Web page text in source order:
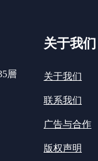
層
关于我们
关于我们
联系我们
广告与合作
版权声明